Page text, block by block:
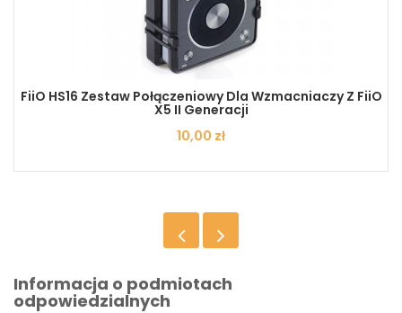
FiiO HS16 Zestaw Połączeniowy Dla Wzmacniaczy Z FiiO
X5 II Generacji
Cena
10,00 zł
Informacja o podmiotach
odpowiedzialnych